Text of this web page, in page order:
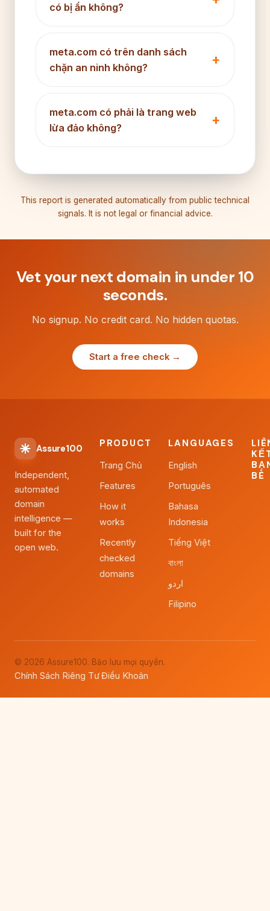
có bị ẩn không?
meta.com có trên danh sách
chặn an ninh không?
meta.com có phải là trang web
lừa đảo không?
This report is generated automatically from public technical
signals. It is not legal or financial advice.
Vet your next domain in under 10
seconds.
No signup. No credit card. No hidden quotas.
Start a free check →
Assure100
Independent,
automated
domain
intelligence —
built for the
open web.
PRODUCT
Trang Chủ
Features
How it
works
Recently
checked
domains
LANGUAGES
English
Português
Bahasa
Indonesia
Tiếng Việt
বাংলা
اردو
Filipino
BÈ
© 2026 Assure100. Bảo lưu mọi quyền.
Chính Sách Riêng Tư·Điều Khoản